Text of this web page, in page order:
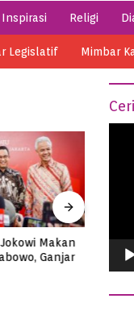
Inspirasi Religi
Legislatif Mimbar
di Pacitan,
Ikan
di